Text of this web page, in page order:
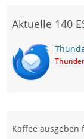
Aktuelle 140
Thunder
Kaffee ausgeben